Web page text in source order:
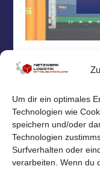
Um dir ein optimales
Technologien wie
speichern und/oder
Technologien
Surfverhalten oder
verarbeiten. Wenn du
Homepage
Logistiknetzwerk
13. September